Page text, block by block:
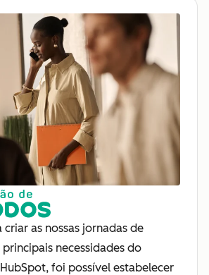
criar as nossas jornadas de
necessidades do
foi possível estabelecer